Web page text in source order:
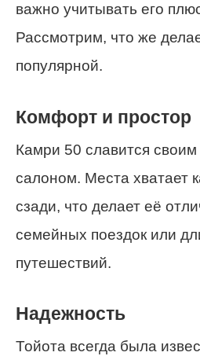
важно учитывать его
Рассмотрим, что же
популярной.
Комфорт и простор
Камри 50 славится
салоном. Места хватает
сзади, что делает её
семейных поездок или
путешествий.
Надежность
Тойота всегда была